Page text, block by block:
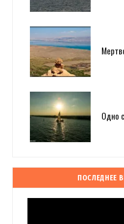
Одно
ПОСЛЕДНЕЕ